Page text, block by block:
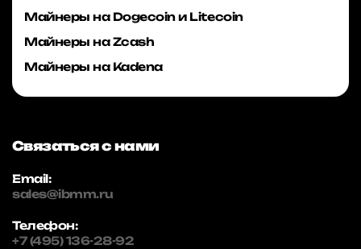
Майнеры на Dogecoin и Litecoin
Майнеры на Zcash
Майнеры на Kadena
Связаться с нами
Email:
sales@ibmm.ru
Телефон:
+7 (495) 136-28-92